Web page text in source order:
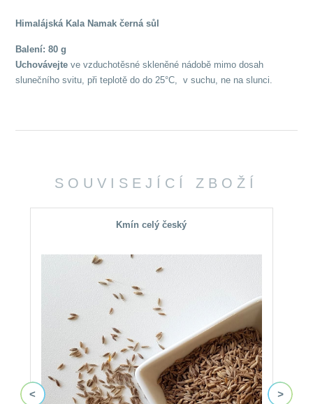
Himalájská Kala Namak černá sůl
Balení: 80 g
Uchovávejte ve vzduchotěsné skleněné nádobě mimo dosah
slunečního svitu, při teplotě do do 25°C, v suchu, ne na slunci.
SOUVISEJÍCÍ ZBOŽÍ
Kmín celý český